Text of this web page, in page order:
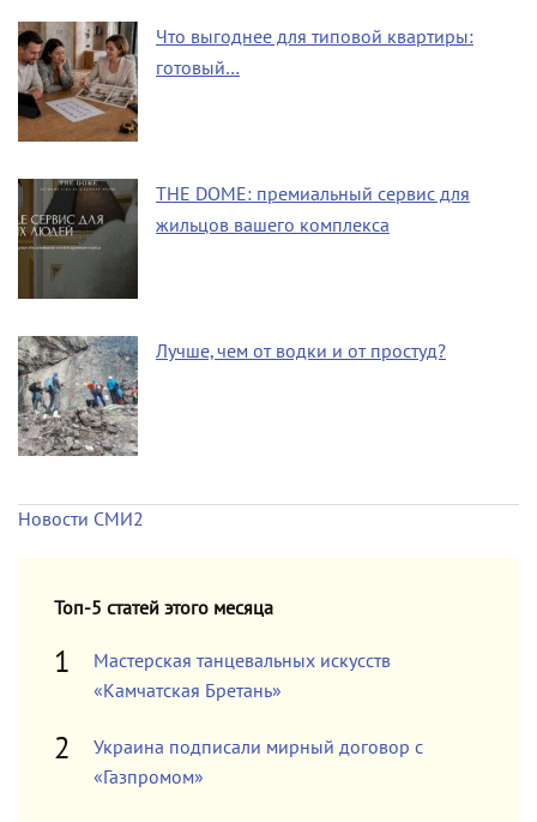
Что выгоднее для типовой квартиры:
готовый…
THE DOME: премиальный сервис для
жильцов вашего комплекса
Лучше, чем от водки и от простуд?
Новости СМИ2
Топ-5 статей этого месяца
Мастерская танцевальных искусств
«Камчатская Бретань»
Украина подписали мирный договор с
«Газпромом»